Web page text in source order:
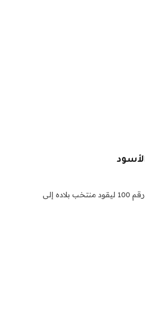
هز البلجيكي كيفن دي بروين الشباك في مباراته الدولية رقم 100 ليقود منتخب بلاده إلى